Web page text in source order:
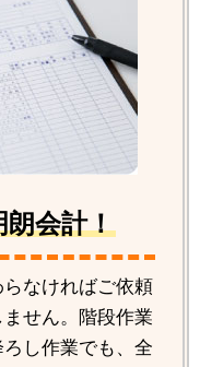
朗会計！
なければご依頼
せん。階段作業
し作業でも、全